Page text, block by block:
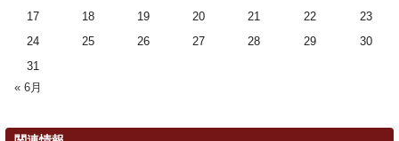
« 6月
17
18 19 20 21 22
23
24
25 26 27 28 29
30
31